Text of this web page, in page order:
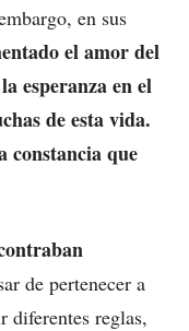
en sus
el amor del
esperanza en el
de esta vida.
constancia que
de pertenecer a
diferentes reglas,